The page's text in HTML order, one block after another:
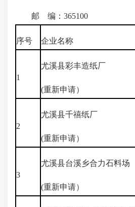
邮 编：365100
序号 企业名称
1
尤溪县彩丰造纸厂
(重新申请）
2
尤溪县千禧纸厂
(重新申请）
3
尤溪县台溪乡合力石料场
(重新申请）